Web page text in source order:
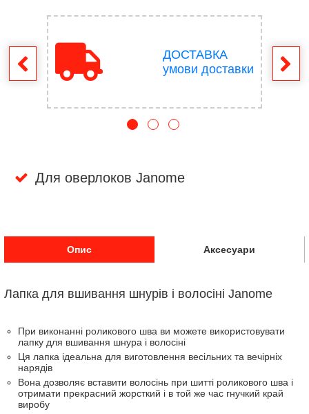
ДОСТАВКА
умови доставки
Для оверлоков Janome
Опис Аксесуари
Лапка для вшивання шнурів і волосіні Janome
При виконанні роликового шва ви можете використовувати
лапку для вшивання шнура і волосіні
Ця лапка ідеальна для виготовлення весільних та вечірніх
нарядів
Вона дозволяє вставити волосінь при шитті роликового шва і
отримати прекрасний жорсткий і в той же час гнучкий край
виробу